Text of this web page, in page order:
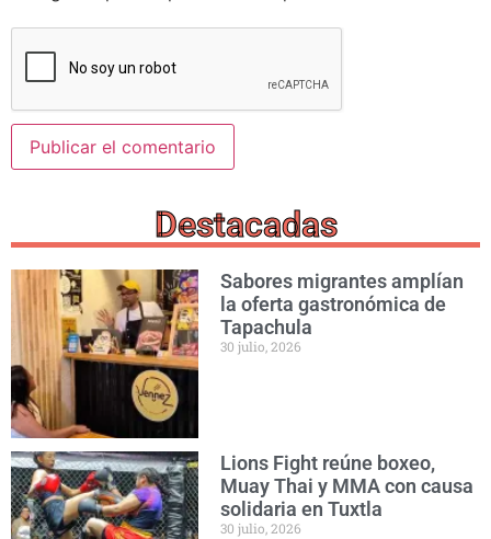
Destacadas
Sabores migrantes amplían
la oferta gastronómica de
Tapachula
30 julio, 2026
Lions Fight reúne boxeo,
Muay Thai y MMA con causa
solidaria en Tuxtla
30 julio, 2026